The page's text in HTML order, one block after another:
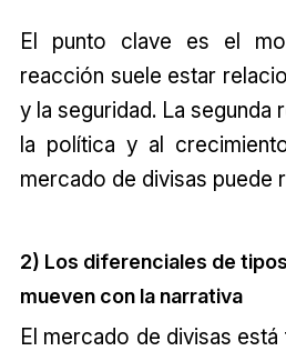
El punto clave es el
reacción suele estar
y la seguridad. La segunda
la política y al
mercado de divisas puede
2) Los diferenciales de
mueven con la narrativa
El mercado de divisas